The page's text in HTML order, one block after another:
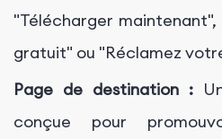
"Télécharger
gratuit" ou "Réclamez
Page de destination :
conçue pour